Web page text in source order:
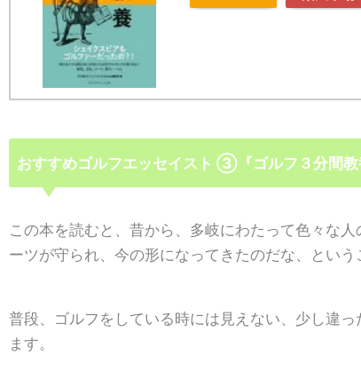
▪【バンドン・デューンズ】米国にもある真のリン
▪【マスターズセッティング】最大の規模と精度を
▪【ルール違反】14歳が教えてくれたゴルフの「あ
▪【用具の価格変遷】あこがれのぜいたく品が身近
▪【PAY＆PLAY】倶楽部発祥の地、英国で、メン
▪【神様に近いゴルフ場】御阿礼所を通るときは気
▪【ゴルフカート】乳母車が原型だった！ゴルフカ
▪【パサティエンポゴルフコース】オーガスタ設計
▪【六人のサムライ】アメリカ武者修行、４ヶ月、
▪【ガランGC博物館】名物館長が案内してくれる
▪【Nine & Dine】1920年代スタイルを愉しむ、服
おすすめゴルフエッセイスト ➂『ゴルフ３分間教
この本を読むと、昔から、多岐にわたって色々な
ーツが守られ、今の形になってきたのだな、という
普段、ゴルフをしている時には見えない、少し違
ます。